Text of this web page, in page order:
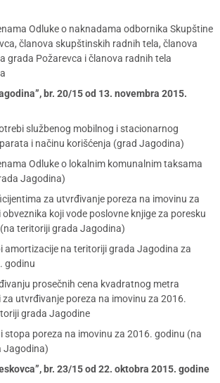
Odluke o naknadama odbornika Skupštine
članova skupštinskih radnih tela, članova
grada Požarevca i članova radnih tela
br. 20/15 od 13. novembra 2015.
službenog mobilnog i stacionarnog
i načinu korišćenja (grad Jagodina)
Odluke o lokalnim komunalnim taksama
Jagodina)
za utvrđivanje poreza na imovinu za
koji vode poslovne knjige za poresku
teritoriji grada Jagodina)
amortizacije na teritoriji grada Jagodina za
godinu
prosečnih cena kvadratnog metra
utvrđivanje poreza na imovinu za 2016.
grada Jagodine
stopa poreza na imovinu za 2016. godinu (na
Jagodina)
br. 23/15 od 22. oktobra 2015. godine